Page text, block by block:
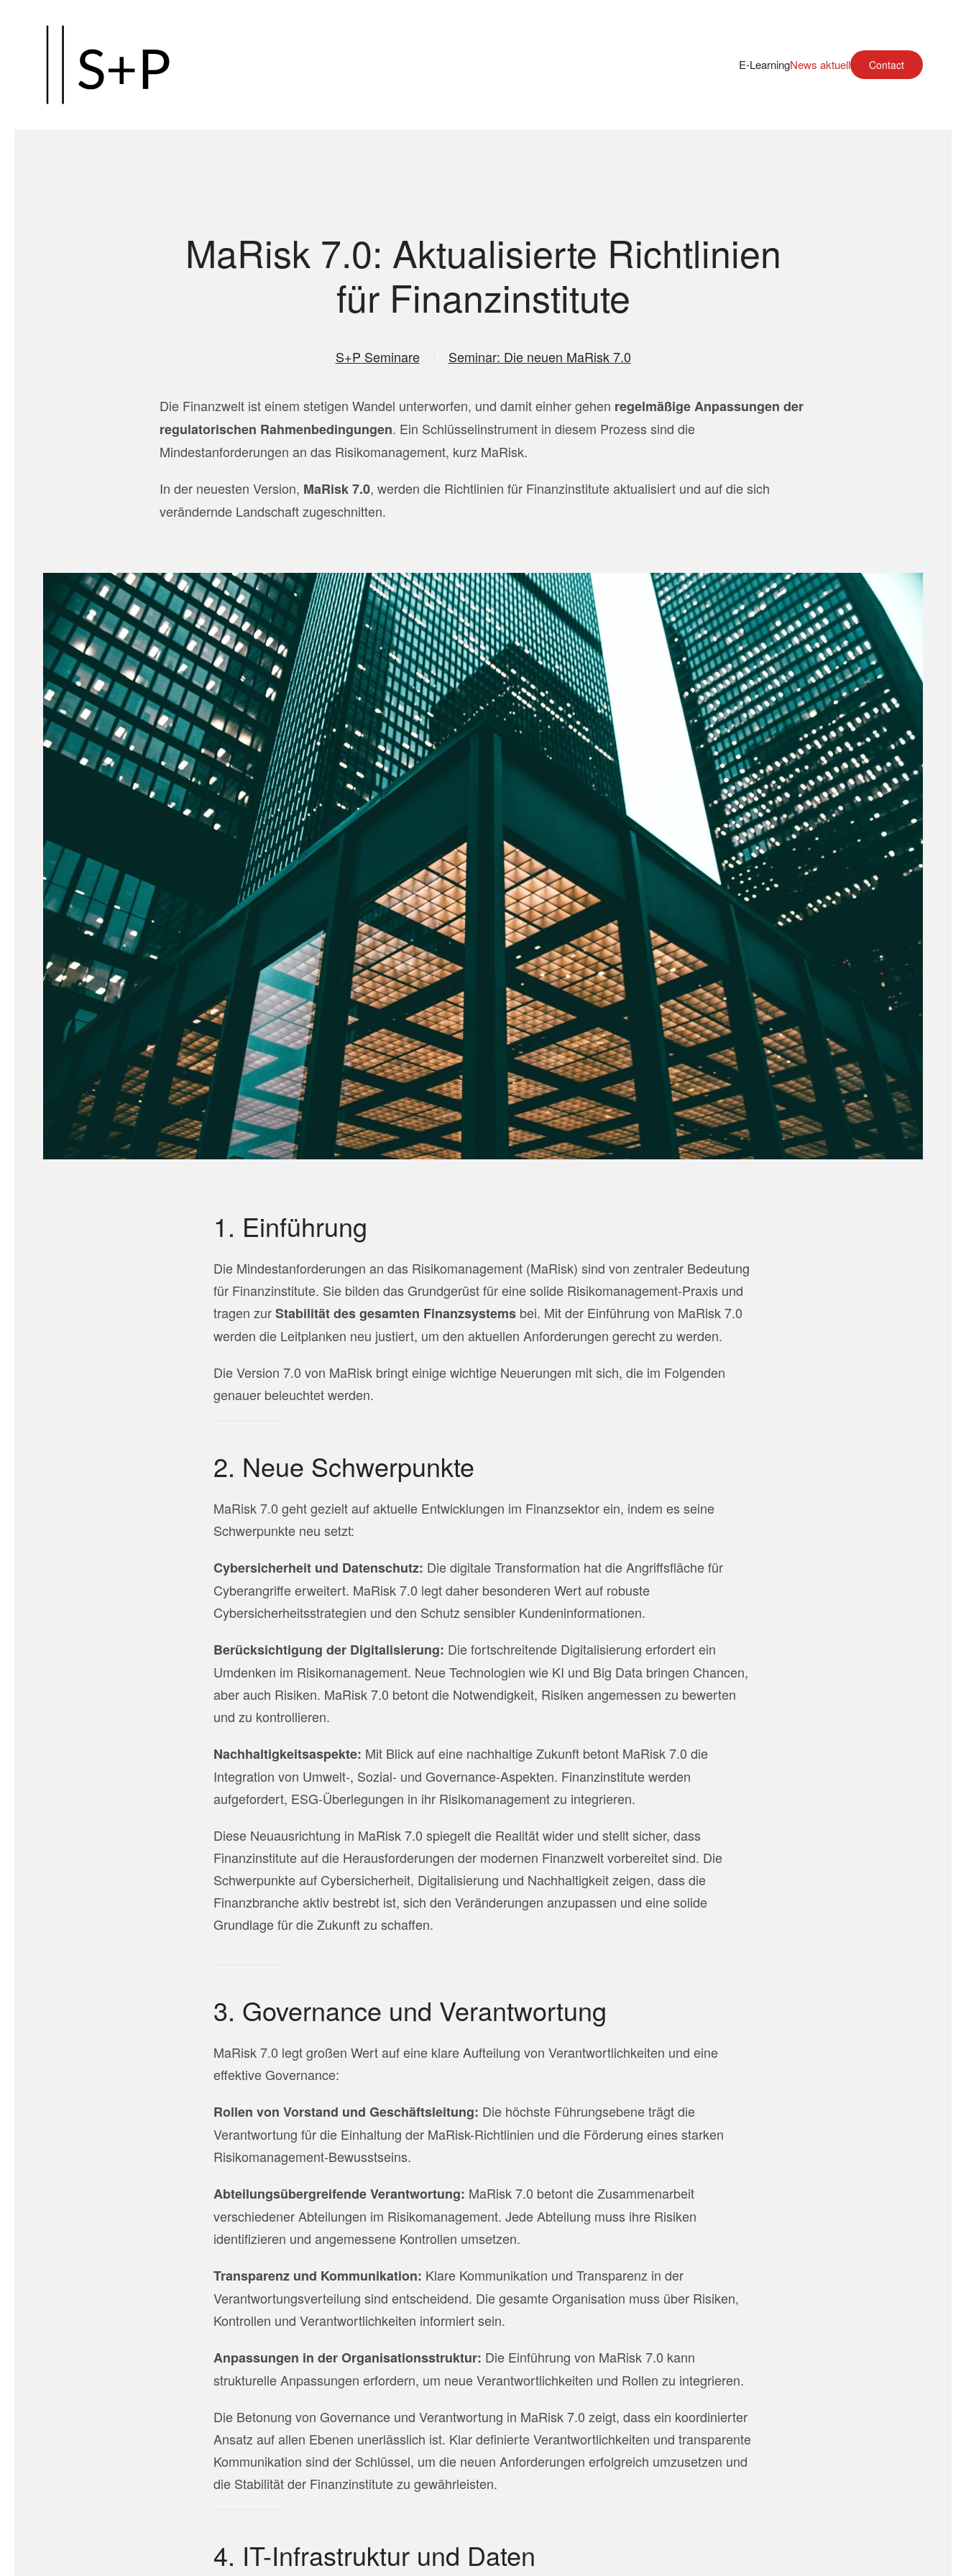
Hauptinhalt
E-LearningNews aktuell Contact
MaRisk 7.0: Aktualisierte Richtlinien
für Finanzinstitute
S+P Seminare Seminar: Die neuen MaRisk 7.0
Die Finanzwelt ist einem stetigen Wandel unterworfen, und damit einher gehen regelmäßige Anpassungen der
regulatorischen Rahmenbedingungen. Ein Schlüsselinstrument in diesem Prozess sind die
Mindestanforderungen an das Risikomanagement, kurz MaRisk.
In der neuesten Version, MaRisk 7.0, werden die Richtlinien für Finanzinstitute aktualisiert und auf die sich
verändernde Landschaft zugeschnitten.
1. Einführung
Die Mindestanforderungen an das Risikomanagement (MaRisk) sind von zentraler Bedeutung
für Finanzinstitute. Sie bilden das Grundgerüst für eine solide Risikomanagement-Praxis und
tragen zurStabilität des gesamten Finanzsystems bei. Mit der Einführung von MaRisk 7.0
werden die Leitplanken neu justiert, um den aktuellen Anforderungen gerecht zu werden.
Die Version 7.0 von MaRisk bringt einige wichtige Neuerungen mit sich, die im Folgenden
genauer beleuchtet werden.
2. Neue Schwerpunkte
MaRisk 7.0 geht gezielt auf aktuelle Entwicklungen im Finanzsektor ein, indem es seine
Schwerpunkte neu setzt:
Cybersicherheit und Datenschutz: Die digitale Transformation hat die Angriffsfläche für
Cyberangriffe erweitert. MaRisk 7.0 legt daher besonderen Wert auf robuste
Cybersicherheitsstrategien und den Schutz sensibler Kundeninformationen.
Berücksichtigung der Digitalisierung: Die fortschreitende Digitalisierung erfordert ein
Umdenken im Risikomanagement. Neue Technologien wie KI und Big Data bringen Chancen,
aber auch Risiken. MaRisk 7.0 betont die Notwendigkeit, Risiken angemessen zu bewerten
und zu kontrollieren.
Nachhaltigkeitsaspekte: Mit Blick auf eine nachhaltige Zukunft betont MaRisk 7.0 die
Integration von Umwelt-, Sozial- und Governance-Aspekten. Finanzinstitute werden
aufgefordert, ESG-Überlegungen in ihr Risikomanagement zu integrieren.
Diese Neuausrichtung in MaRisk 7.0 spiegelt die Realität wider und stellt sicher, dass
Finanzinstitute auf die Herausforderungen der modernen Finanzwelt vorbereitet sind. Die
Schwerpunkte auf Cybersicherheit, Digitalisierung und Nachhaltigkeit zeigen, dass die
Finanzbranche aktiv bestrebt ist, sich den Veränderungen anzupassen und eine solide
Grundlage für die Zukunft zu schaffen.
3. Governance und Verantwortung
MaRisk 7.0 legt großen Wert auf eine klare Aufteilung von Verantwortlichkeiten und eine
effektive Governance:
Rollen von Vorstand und Geschäftsleitung: Die höchste Führungsebene trägt die
Verantwortung für die Einhaltung der MaRisk-Richtlinien und die Förderung eines starken
Risikomanagement-Bewusstseins.
Abteilungsübergreifende Verantwortung: MaRisk 7.0 betont die Zusammenarbeit
verschiedener Abteilungen im Risikomanagement. Jede Abteilung muss ihre Risiken
identifizieren und angemessene Kontrollen umsetzen.
Transparenz und Kommunikation: Klare Kommunikation und Transparenz in der
Verantwortungsverteilung sind entscheidend. Die gesamte Organisation muss über Risiken,
Kontrollen und Verantwortlichkeiten informiert sein.
Anpassungen in der Organisationsstruktur: Die Einführung von MaRisk 7.0 kann
strukturelle Anpassungen erfordern, um neue Verantwortlichkeiten und Rollen zu integrieren.
Die Betonung von Governance und Verantwortung in MaRisk 7.0 zeigt, dass ein koordinierter
Ansatz auf allen Ebenen unerlässlich ist. Klar definierte Verantwortlichkeiten und transparente
Kommunikation sind der Schlüssel, um die neuen Anforderungen erfolgreich umzusetzen und
die Stabilität der Finanzinstitute zu gewährleisten.
4. IT-Infrastruktur und Daten